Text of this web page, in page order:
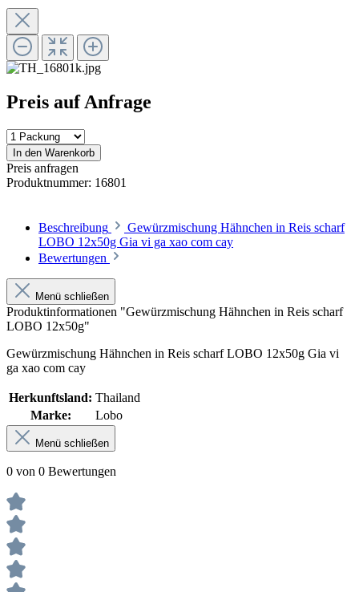
Preis auf Anfrage
In den Warenkorb
Preis anfragen
Produktnummer: 16801
Beschreibung
Gewürzmischung Hähnchen in Reis scharf
LOBO 12x50g Gia vi ga xao com cay
Bewertungen
Menü schließen
Produktinformationen "Gewürzmischung Hähnchen in Reis scharf
LOBO 12x50g"
Gewürzmischung Hähnchen in Reis scharf LOBO 12x50g Gia vi
ga xao com cay
Herkunftsland: Thailand
Marke:
Lobo
Menü schließen
0 von 0 Bewertungen